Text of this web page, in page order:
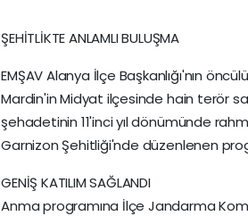
ŞEHİTLİKTE ANLAMLI BULUŞMA
EMŞAV Alanya İlçe Başkanlığı'nın
Mardin'in Midyat ilçesinde hain terör
şehadetinin 11'inci yıl dönümünde
Garnizon Şehitliği'nde düzenlenen
GENİŞ KATILIM SAĞLANDI
Anma programına İlçe Jandarma